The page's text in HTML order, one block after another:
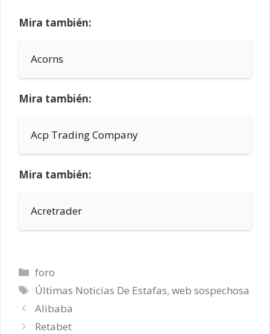
Mira también:
Acorns
Mira también:
Acp Trading Company
Mira también:
Acretrader
Categorías
foro
Etiquetas
Últimas Noticias De Estafas,web sospechosa
Alibaba
Retabet